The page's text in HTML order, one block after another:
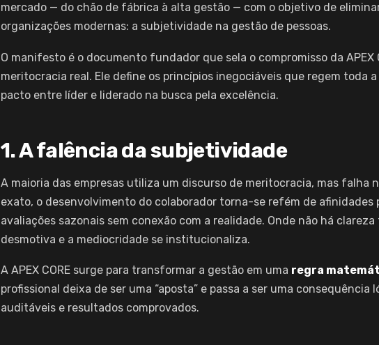
mercado — do chão de fábrica à alta gestão — com o objetivo de
organizações modernas: a subjetividade na gestão de pessoas.
O manifesto é o documento fundador que sela o compromisso da APEX
meritocracia real. Ele define os princípios inegociáveis que regem toda
pacto entre líder e liderado na busca pela excelência.
1. A falência da subjetividade
A maioria das empresas utiliza um discurso de meritocracia, mas falha
exato, o desenvolvimento do colaborador torna-se refém de afinidades
avaliações sazonais sem conexão com a realidade. Onde não há
desmotiva e a mediocridade se institucionaliza.
A APEX CORE surge para transformar a gestão em uma regra
profissional deixa de ser uma “aposta” e passa a ser uma consequência
auditáveis e resultados comprovados.